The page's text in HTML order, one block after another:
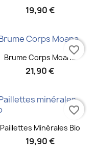
19,90 €
Aperçu rapide
Brume Corps Moana
21,90 €
favorite_border
Aperçu rapide
Paillettes Minérales Bio
19,90 €
favorite_border